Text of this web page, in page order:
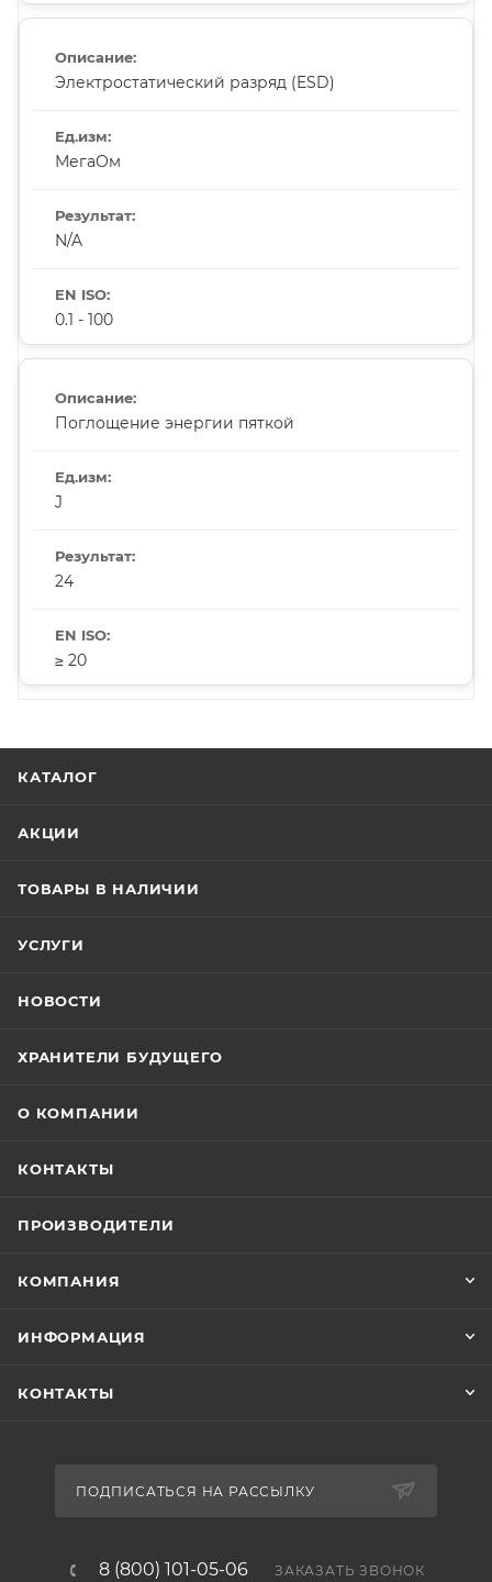
Электростатический разряд (ESD)
МегаОм
N/A
0.1 - 100
Поглощение энергии пяткой
J
24
≥ 20
КАТАЛОГ
АКЦИИ
ТОВАРЫ В НАЛИЧИИ
УСЛУГИ
НОВОСТИ
ХРАНИТЕЛИ БУДУЩЕГО
О КОМПАНИИ
КОНТАКТЫ
ПРОИЗВОДИТЕЛИ
КОМПАНИЯ
ИНФОРМАЦИЯ
КОНТАКТЫ
ПОДПИСАТЬСЯ НА РАССЫЛКУ
8 (800) 101-05-06 ЗАКАЗАТЬ ЗВОНОК